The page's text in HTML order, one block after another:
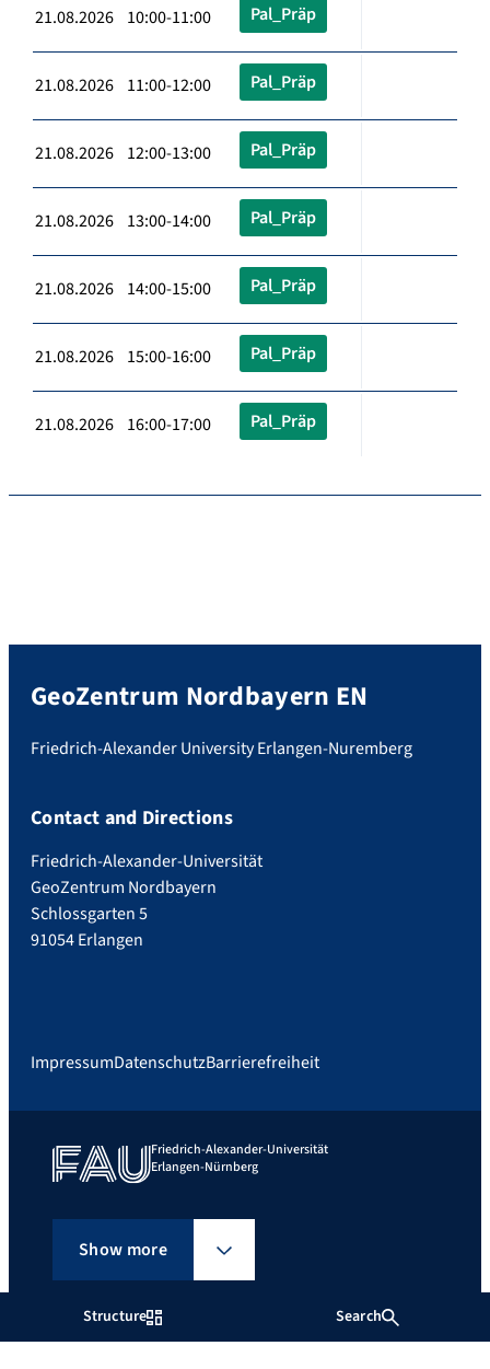
Structure Search
21.08.2026 10:00-11:00 Pal_Präp
21.08.2026 11:00-12:00 Pal_Präp
21.08.2026 12:00-13:00 Pal_Präp
21.08.2026 13:00-14:00 Pal_Präp
21.08.2026 14:00-15:00 Pal_Präp
21.08.2026 15:00-16:00 Pal_Präp
21.08.2026 16:00-17:00 Pal_Präp
GeoZentrum Nordbayern EN
Friedrich-Alexander University Erlangen-Nuremberg
Contact and Directions
Friedrich-Alexander-Universität
GeoZentrum Nordbayern
Schlossgarten 5
91054 Erlangen
ImpressumDatenschutzBarrierefreiheit
Friedrich-Alexander-Universität
Erlangen-Nürnberg
Show more